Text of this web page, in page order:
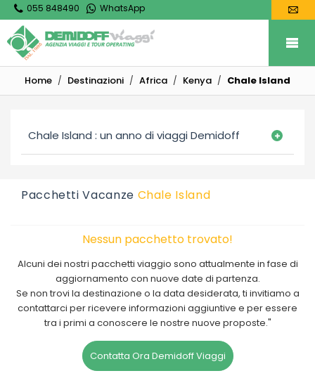
055 848490 WhatsApp
Home Destinazioni Africa Kenya Chale Island
Chale Island : un anno di viaggi Demidoff
Pacchetti Vacanze Chale Island
Nessun pacchetto trovato!
Alcuni dei nostri pacchetti viaggio sono attualmente in fase di
aggiornamento con nuove date di partenza.
Se non trovi la destinazione o la data desiderata, ti invitiamo a
contattarci per ricevere informazioni aggiuntive e per essere
tra i primi a conoscere le nostre nuove proposte."
Contatta Ora Demidoff Viaggi